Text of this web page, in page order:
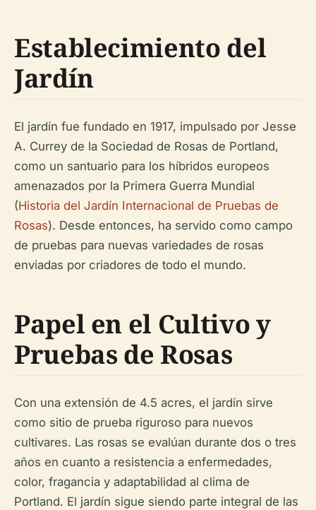
Establecimiento del
Jardín
El jardín fue fundado en 1917, impulsado por Jesse
A. Currey de la Sociedad de Rosas de Portland,
como un santuario para los híbridos europeos
amenazados por la Primera Guerra Mundial
(Historia del Jardín Internacional de Pruebas de
Rosas). Desde entonces, ha servido como campo
de pruebas para nuevas variedades de rosas
enviadas por criadores de todo el mundo.
Papel en el Cultivo y
Pruebas de Rosas
Con una extensión de 4.5 acres, el jardín sirve
como sitio de prueba riguroso para nuevos
cultivares. Las rosas se evalúan durante dos o tres
años en cuanto a resistencia a enfermedades,
color, fragancia y adaptabilidad al clima de
Portland. El jardín sigue siendo parte integral de las